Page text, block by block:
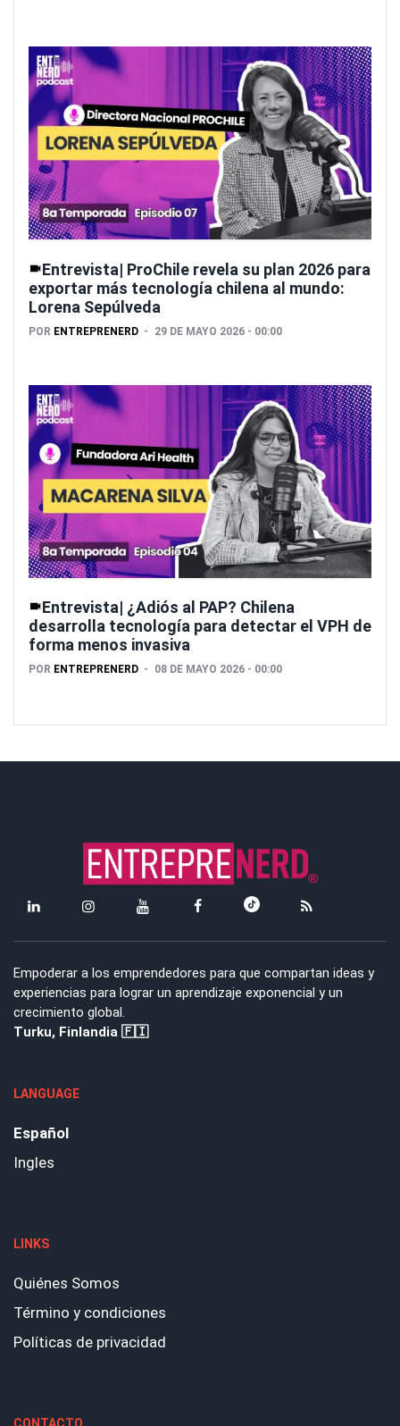
Entrevista| ProChile revela su plan 2026 para
exportar más tecnología chilena al mundo:
Lorena Sepúlveda
POR ENTREPRENERD 29 DE MAYO 2026 - 00:00
Entrevista| ¿Adiós al PAP? Chilena
desarrolla tecnología para detectar el VPH de
forma menos invasiva
POR ENTREPRENERD 08 DE MAYO 2026 - 00:00
Empoderar a los emprendedores para que compartan ideas y
experiencias para lograr un aprendizaje exponencial y un
crecimiento global.
Turku, Finlandia 🇫🇮
LANGUAGE
Español
Ingles
LINKS
Quiénes Somos
Término y condiciones
Políticas de privacidad